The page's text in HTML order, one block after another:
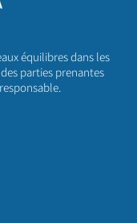
équilibres dans les
parties prenantes